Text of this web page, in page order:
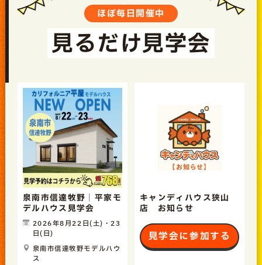
ほぼ毎日開催中
見るだけ見学会
泉南市信達牧野｜平家モ
デルハウス見学会
2026年8月22日(土)・23
日(日)
泉南市信達牧野モデルハウ
ス
キャンディハウス狭山
店 お知らせ
見学会に参加する